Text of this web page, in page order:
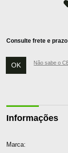
Consulte frete e
Não sabe o
Informações
Marca: